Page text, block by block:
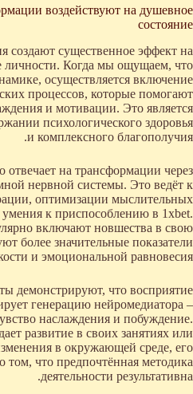
воздействуют на душевное
состояние
создают существенное эффект на
личности. Когда мы ощущаем, что
осуществляется включение
процессов, которые помогают
и мотивации. Это является
психологического здоровья
и комплексного благополучия.
отвечает на трансформации через
нервной системы. Это ведёт к
оптимизации мыслительных
к приспособлению в 1xbet.
включают новшества в свою
более значительные показатели
и эмоциональной равновесия.
демонстрируют, что восприятие
генерацию нейромедиатора –
наслаждения и побуждение.
развитие в своих занятиях или
в окружающей среде, его
том, что предпочтённая методика
деятельности результативна.